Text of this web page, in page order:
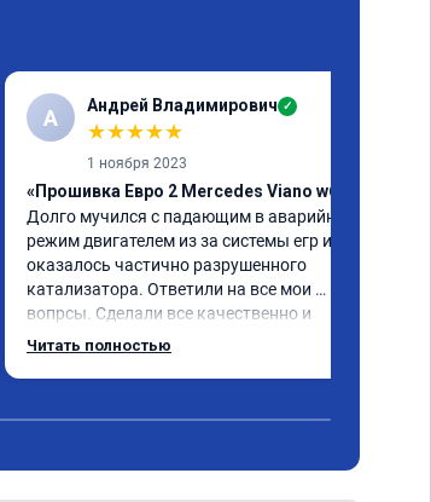
А Андрей Владимирович ✓
★★★★★
1 ноября 2023
«Прошивка Евро 2 Mercedes Viano w639»
Долго мучился с падающим в аварийный
режим двигателем из за системы егр и как
оказалось частично разрушенного
катализатора. Ответили на все мои
вопрсы. Сделали все качественно и
несмотря на конец рабочего дня
Читать полностью